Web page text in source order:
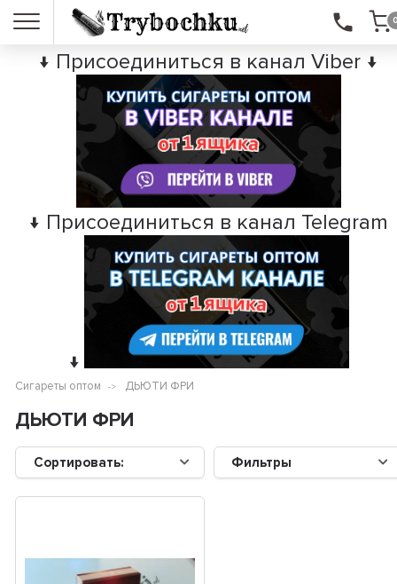
↓ Присоединиться в канал Viber ↓
↓ Присоединиться в канал Telegram
↓
Сигареты оптом ДЬЮТИ ФРИ
ДЬЮТИ ФРИ
Сортировать: Фильтры